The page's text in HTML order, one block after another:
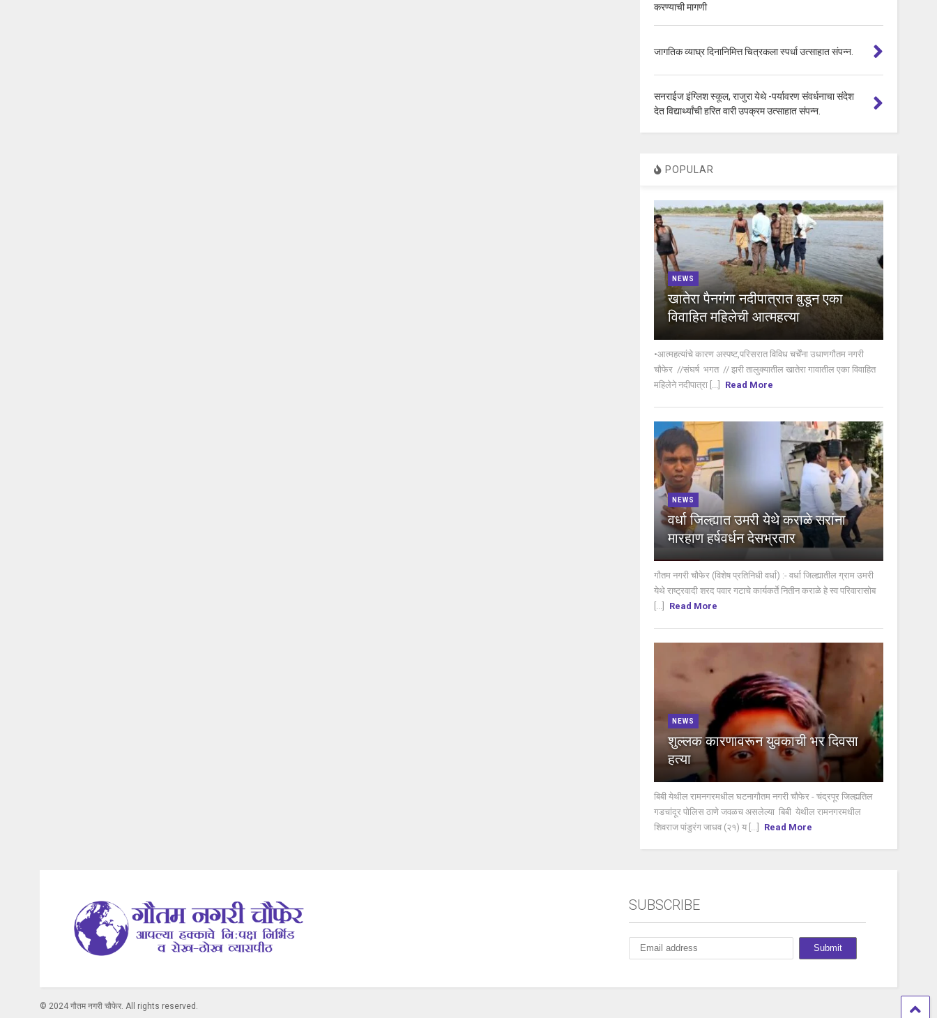
करण्याची मागणी
जागतिक व्याघ्र दिनानिमित्त चित्रकला स्पर्धा उत्साहात संपन्न.
सनराईज इंग्लिश स्कूल, राजुरा येथे -पर्यावरण संवर्धनाचा संदेश
देत विद्यार्थ्यांची हरित वारी उपक्रम उत्साहात संपन्न.
POPULAR
NEWS
खातेरा पैनगंगा नदीपात्रात बुडून एका
विवाहित महिलेची आत्महत्या
•आत्महत्यांचे कारण अस्पष्ट,परिसरात विविध चर्चेंना उधाणगौतम नगरी
चौफेर //संघर्ष भगत // झरी तालुक्यातील खातेरा गावातील एका विवाहित
महिलेने नदीपात्रा [...]
Read More
NEWS
वर्धा जिल्ह्यात उमरी येथे कराळे सरांना
मारहाण हर्षवर्धन देसभ्रतार
गौतम नगरी चौफेर (विशेष प्रतिनिधी वर्धा) :- वर्धा जिल्ह्यातील ग्राम उमरी
येथे राष्ट्रवादी शरद पवार गटाचे कार्यकर्ते नितीन कराळे हे स्व परिवारासोब
Read More
NEWS
शुल्लक कारणावरून युवकाची भर दिवसा
हत्या
बिबी येथील रामनगरमधील घटनागौतम नगरी चौफेर - चंद्रपूर जिल्ह्यतिल
गडचांदूर पोलिस ठाणे जवळच असलेल्या बिबी येथील रामनगरमधील
शिवराज पांडुरंग जाधव (२१) य [...]
Read More
SUBSCRIBE
© 2024 गौतम नगरी चौफेर. All rights reserved.